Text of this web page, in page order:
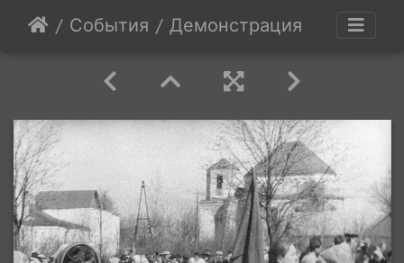
События Демонстрация